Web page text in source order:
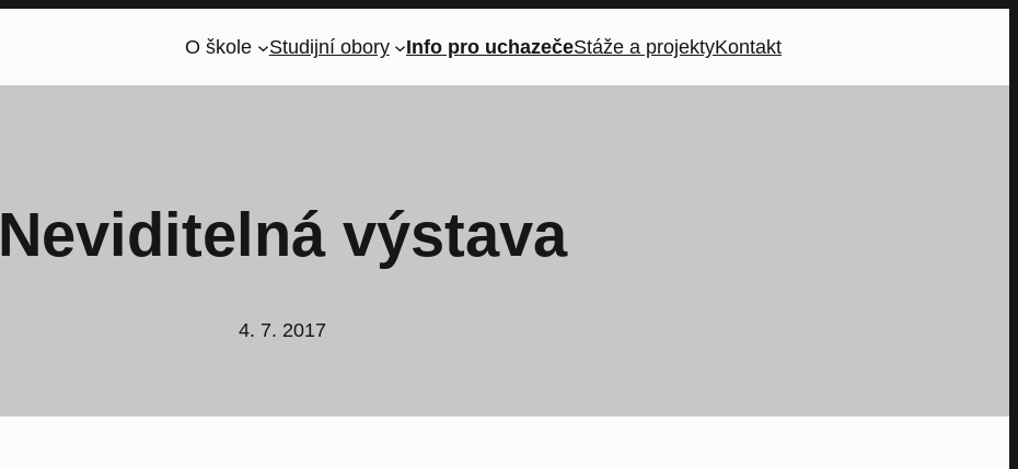
O škole Studijní obory Info pro uchazečeStáže a projektyKontakt
Neviditelná výstava
4. 7. 2017